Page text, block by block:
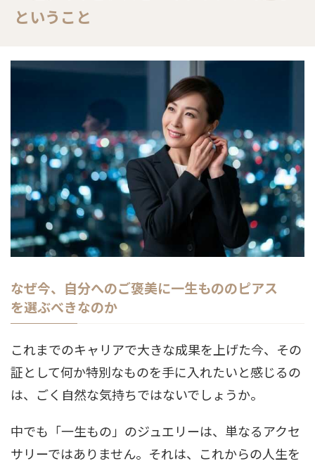
ということ
なぜ今、自分へのご褒美に一生もののピアス
を選ぶべきなのか
これまでのキャリアで大きな成果を上げた今、その
証として何か特別なものを手に入れたいと感じるの
は、ごく自然な気持ちではないでしょうか。
中でも「一生もの」のジュエリーは、単なるアクセ
サリーではありません。それは、これからの人生を